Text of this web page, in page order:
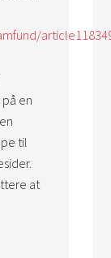
en
til
at